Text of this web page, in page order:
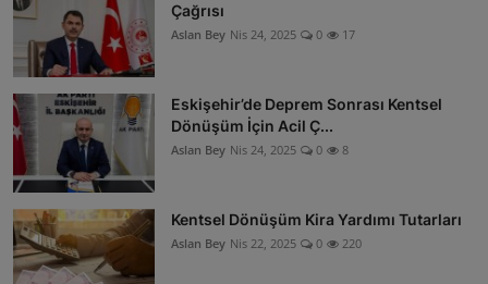
Çağrısı
Aslan Bey Nis 24, 2025 0 17
Eskişehir’de Deprem Sonrası Kentsel
Dönüşüm İçin Acil Ç...
Aslan Bey Nis 24, 2025 0 8
Kentsel Dönüşüm Kira Yardımı Tutarları
Aslan Bey Nis 22, 2025 0 220